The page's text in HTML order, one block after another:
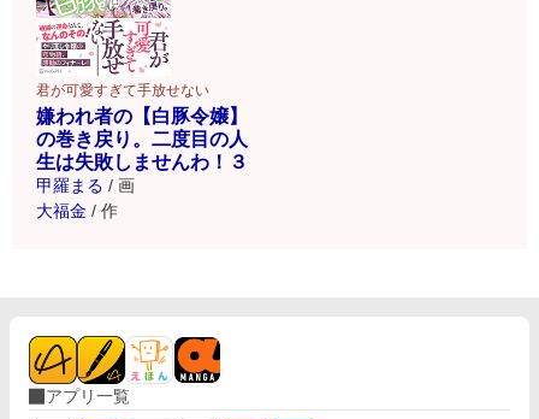
君が可愛すぎて手放せない
嫌われ者の【白豚令嬢】
の巻き戻り。二度目の人
生は失敗しませんわ！３
甲羅まる / 画
大福金 / 作
アプリ一覧